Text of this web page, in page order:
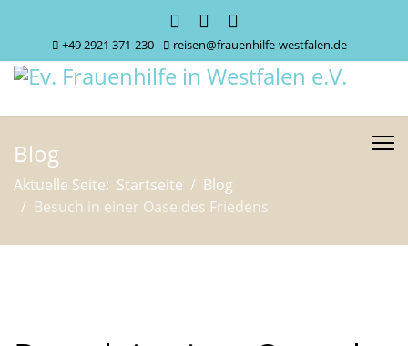
+49 2921 371-230 reisen@frauenhilfe-westfalen.de
Blog
Aktuelle Seite: Startseite
Blog
Besuch in einer Oase des Friedens